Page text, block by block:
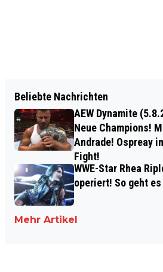
Beliebte Nachrichten
AEW Dynamite
Neue Champions!
Andrade! Ospreay
Fight!
WWE-Star Rhea
operiert! So geht
Mehr Artikel